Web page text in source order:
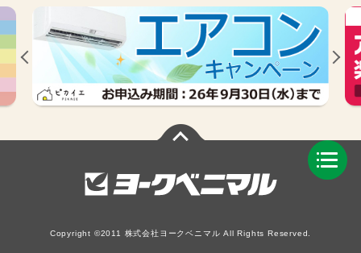
Copyright ©2011 株式会社ヨークベニマル All Rights Reserved.